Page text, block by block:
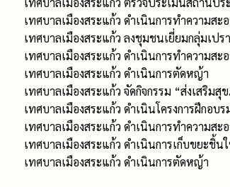
เทศบาลเมืองสระแก้ว ดำเนินการทำความส
เทศบาลเมืองสระแก้ว ลงชุมชนเยี่ยมกลุ่มเปร
เทศบาลเมืองสระแก้ว ดำเนินการทำความสะ
เทศบาลเมืองสระแก้ว ดำเนินการตัดหญ้า
เทศบาลเมืองสระแก้ว จัดกิจกรรม “ส่งเสริ
เทศบาลเมืองสระแก้ว ดำเนินโครงการฝึกอ
เทศบาลเมืองสระแก้ว ดำเนินการทำความสะ
เทศบาลเมืองสระแก้ว ดำเนินการเก็บขยะชิ้น
เทศบาลเมืองสระแก้ว ดำเนินการตัดหญ้า